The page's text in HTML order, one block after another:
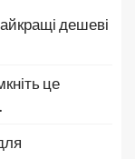
дешеві
це